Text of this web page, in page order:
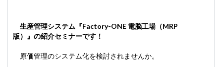
生産管理システム 『Factory-ONE 電脳工場（MRP
版）』の紹介セミナーです！
原価管理のシステム化を検討されませんか。